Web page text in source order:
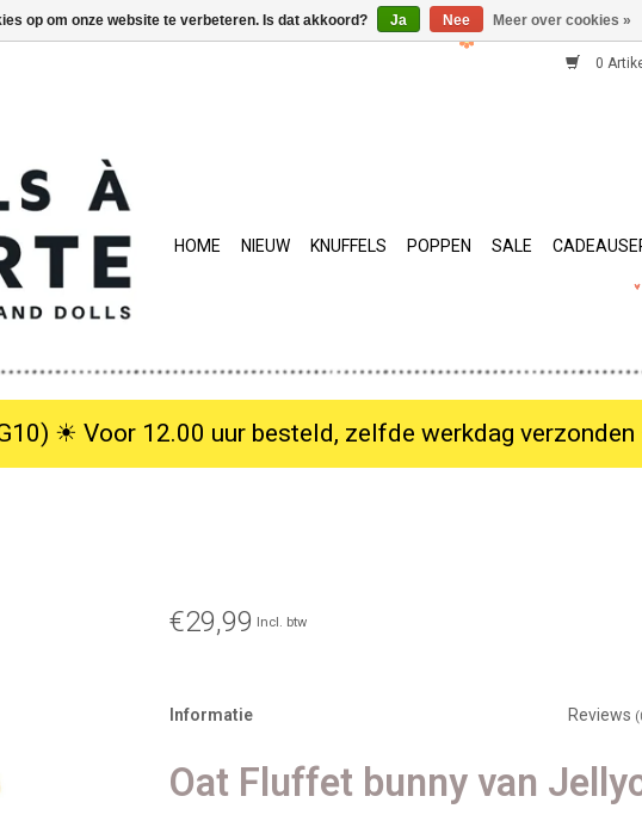
0
HOME NIEUW KNUFFELS POPPEN SALE
☀︎ Voor 12.00 uur besteld, zelfde werkdag verzonden ☀︎
€29,99 Incl. btw
Informatie Reviews
Oat Fluffet bunny van
op om onze website te verbeteren. Is dat akkoord? Ja Nee Meer over cookies »